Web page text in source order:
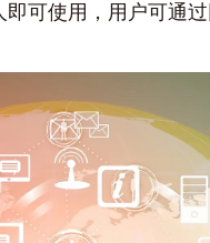
可使用，用户可通